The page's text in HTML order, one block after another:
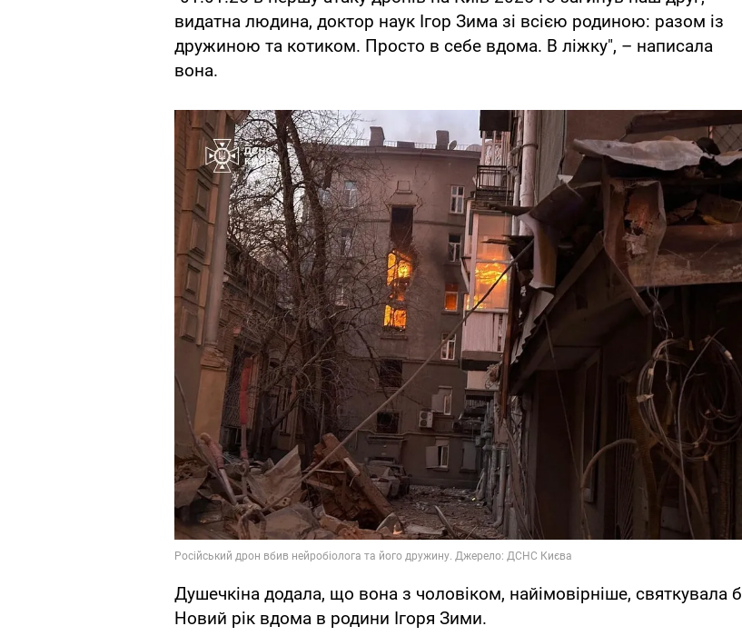
видатна людина, доктор наук Ігор Зима зі всією родиною: разом із
дружиною та котиком. Просто в себе вдома. В ліжку", – написала
вона.
Душечкіна додала, що вона з чоловіком, найімовірніше, святкувала б
Новий рік вдома в родини Ігоря Зими.